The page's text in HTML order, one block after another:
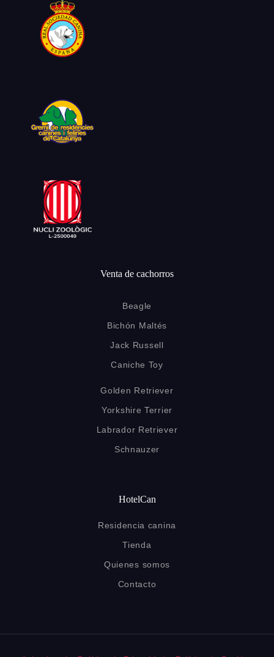
Venta de cachorros
Beagle
Bichón Maltés
Jack Russell
Caniche Toy
Golden Retriever
Yorkshire Terrier
Labrador Retriever
Schnauzer
HotelCan
Residencia canina
Tienda
Quienes somos
Contacto